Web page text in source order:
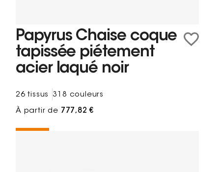
Papyrus Chaise coque
tapissée piétement
acier laqué noir
26 tissus 318 couleurs
À partir de 777,82 €